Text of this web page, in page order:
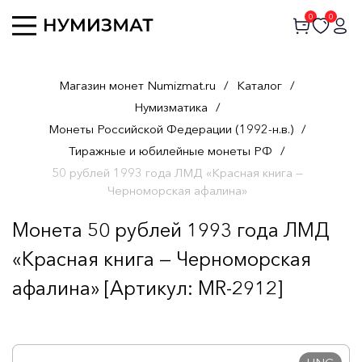
0 0
Магазин монет Numizmat.ru / Каталог /
Нумизматика /
Монеты Российской Федерации (1992-н.в.) /
Тиражные и юбилейные монеты РФ /
50 рублей 1993 года ЛМД «Красная книга —
Черноморская афалина»
Монета 50 рублей 1993 года ЛМД
«Красная книга — Черноморская
афалина» [Артикул: MR-2912]